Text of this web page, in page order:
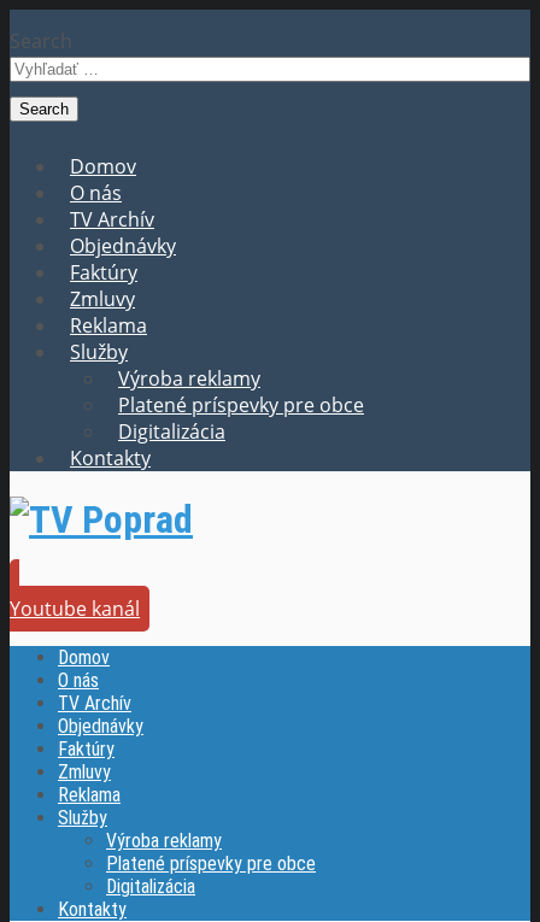
Search
Domov
O nás
TV Archív
Objednávky
Faktúry
Zmluvy
Reklama
Služby
Výroba reklamy
Platené príspevky pre obce
Digitalizácia
Kontakty
Youtube kanál
Domov
O nás
TV Archív
Objednávky
Faktúry
Zmluvy
Reklama
Služby
Výroba reklamy
Platené príspevky pre obce
Digitalizácia
Kontakty